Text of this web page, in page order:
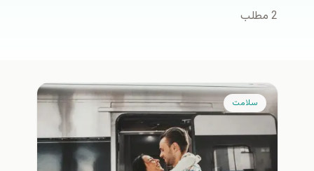
2 مطلب
سلامت